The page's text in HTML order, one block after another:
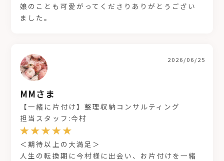
娘のことも可愛がってくださりありがとうござい
ました。
MMさま
2026/06/25
【一緒に片付け】整理収納コンサルティング
担当スタッフ:今村
＜期待以上の大満足＞
人生の転換期に今村様に出会い、お片付けを一緒